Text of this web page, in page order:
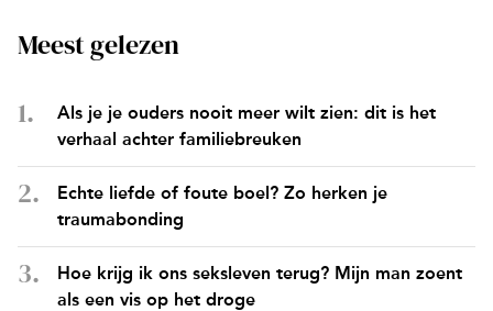
Meest gelezen
Als je je ouders nooit meer wilt zien: dit is het
verhaal achter familiebreuken
Echte liefde of foute boel? Zo herken je
traumabonding
Hoe krijg ik ons seksleven terug? Mijn man zoent
als een vis op het droge